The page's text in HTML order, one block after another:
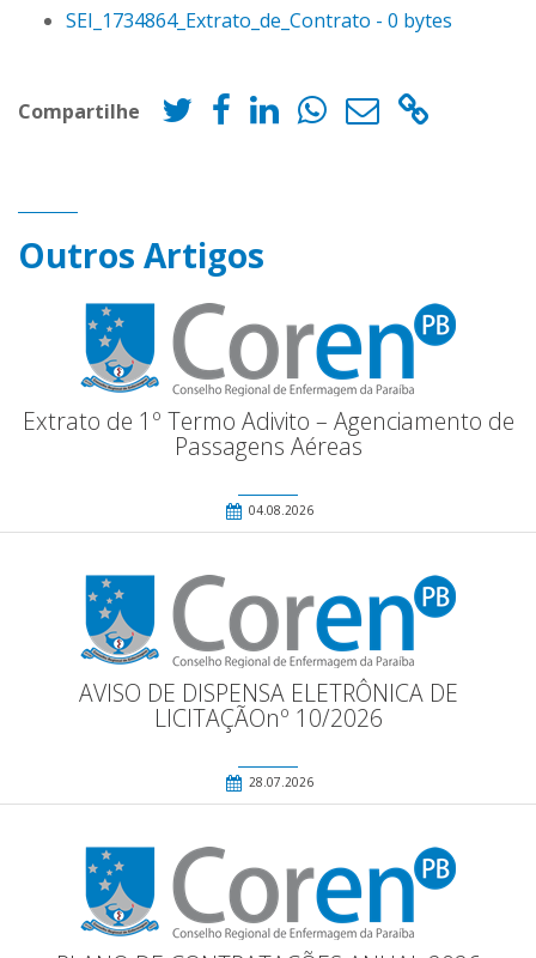
SEI_1734864_Extrato_de_Contrato - 0 bytes
Compartilhe
Outros Artigos
Extrato de 1º Termo Adivito – Agenciamento de
Passagens Aéreas
04.08.2026
AVISO DE DISPENSA ELETRÔNICA DE
LICITAÇÃOnº 10/2026
28.07.2026